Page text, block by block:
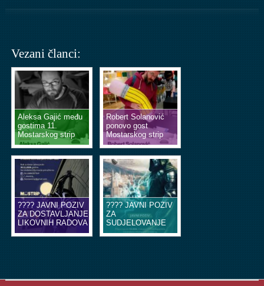
Vezani članci:
Aleksa Gajić među
gostima 11.
Mostarskog strip
vikenda
Robert Solanović
ponovo gost
Mostarskog strip
vikenda
???? JAVNI POZIV
ZA DOSTAVLJANJE
LIKOVNIH RADOVA
U OBLIKU
???? JAVNI POZIV
ZA
SUDJELOVANJE
NA EDUKACIJSKIM